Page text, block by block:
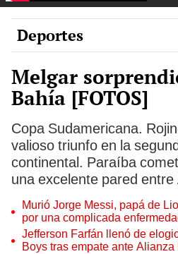
Deportes
Melgar
Bahía [FOTOS]
Copa Sudamericana.
valioso triunfo en la
continental. Paraíba
una excelente pared
Murió Jorge Messi, papá de
por una complicada
Jefferson Farfán llenó de
Boys tras empate ante